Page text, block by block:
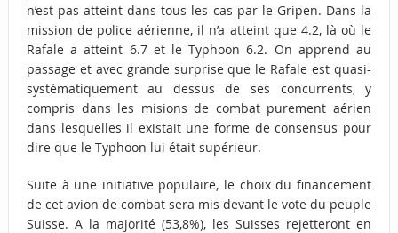
n’est pas atteint dans tous les cas par le Gripen. Dans la
mission de police aérienne, il n’a atteint que 4.2, là où le
Rafale a atteint 6.7 et le Typhoon 6.2. On apprend au
passage et avec grande surprise que le Rafale est quasi-
systématiquement au dessus de ses concurrents, y
compris dans les misions de combat purement aérien
dans lesquelles il existait une forme de consensus pour
dire que le Typhoon lui était supérieur.
Suite à une initiative populaire, le choix du financement
de cet avion de combat sera mis devant le vote du peuple
Suisse. A la majorité (53,8%), les Suisses rejetteront en